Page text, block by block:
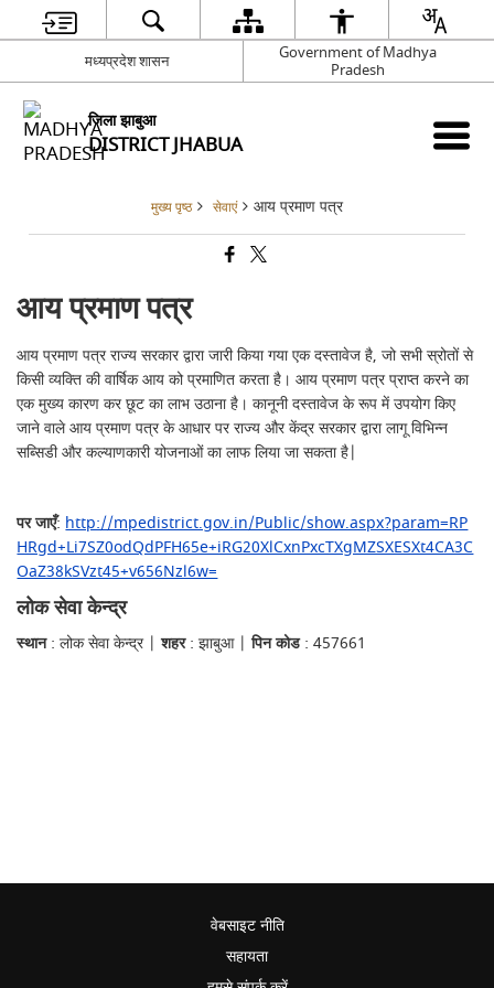
मध्यप्रदेश शासन
Government of Madhya
Pradesh
जिला झाबुआ
DISTRICT JHABUA
मुख्य पृष्ठ सेवाएं आय प्रमाण पत्र
आय प्रमाण पत्र
आय प्रमाण पत्र राज्य सरकार द्वारा जारी किया गया एक दस्तावेज है, जो सभी स्रोतों से
किसी व्यक्ति की वार्षिक आय को प्रमाणित करता है। आय प्रमाण पत्र प्राप्त करने का
एक मुख्य कारण कर छूट का लाभ उठाना है। कानूनी दस्तावेज के रूप में उपयोग किए
जाने वाले आय प्रमाण पत्र के आधार पर राज्य और केंद्र सरकार द्वारा लागू विभिन्न
सब्सिडी और कल्याणकारी योजनाओं का लाफ लिया जा सकता है|
पर जाएँ: http://mpedistrict.gov.in/Public/show.aspx?param=RP
HRgd+Li7SZ0odQdPFH65e+iRG20XlCxnPxcTXgMZSXESXt4CA3C
OaZ38kSVzt45+v656Nzl6w=
लोक सेवा केन्द्र
स्थान: लोक सेवा केन्द्र |शहर: झाबुआ |पिन कोड: 457661
वेबसाइट नीति
सहायता